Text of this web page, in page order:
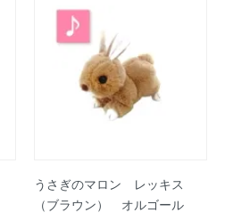
うさぎのマロン レッキス
（ブラウン） オルゴール